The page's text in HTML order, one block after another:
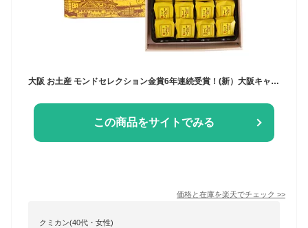
大阪 お土産 モンドセレクション金賞6年連続受賞！(新）大阪キャラメルプリンケーキ(大） 28個入り 大阪土産 大阪みやげ 菓子 関西 お土産 帰省 土産
この商品をサイトでみる
価格と在庫を楽天でチェック >>
クミカン(40代・女性)